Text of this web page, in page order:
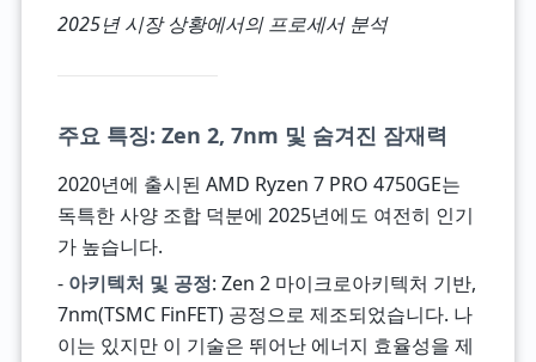
2025년 시장 상황에서의 프로세서 분석
주요 특징: Zen 2, 7nm 및 숨겨진 잠재력
2020년에 출시된 AMD Ryzen 7 PRO 4750GE는
독특한 사양 조합 덕분에 2025년에도 여전히 인기
가 높습니다.
- 아키텍처 및 공정: Zen 2 마이크로아키텍처 기반,
7nm(TSMC FinFET) 공정으로 제조되었습니다. 나
이는 있지만 이 기술은 뛰어난 에너지 효율성을 제